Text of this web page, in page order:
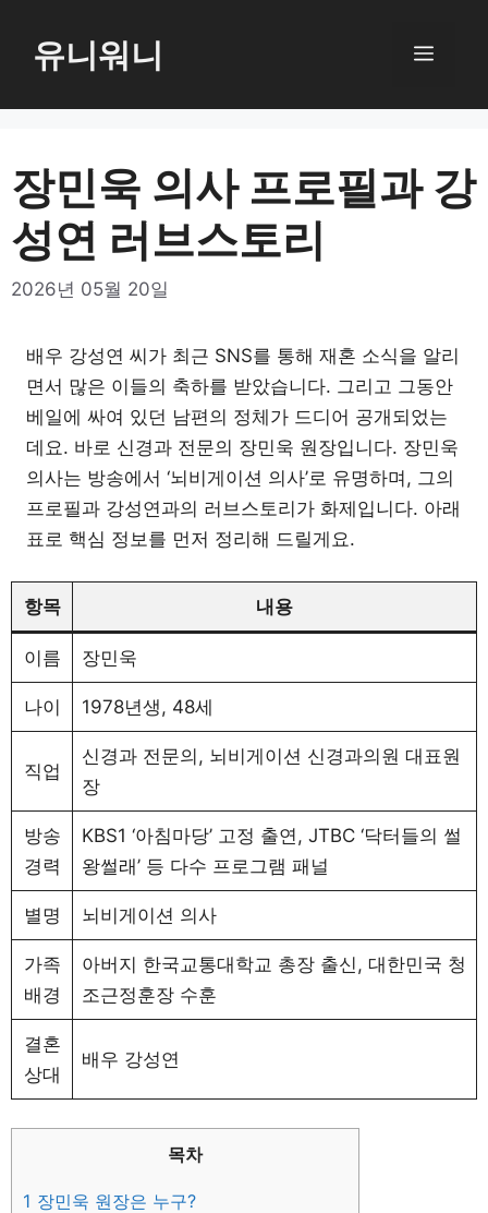
로
너
뛰
유니워니 메
장민욱 의사 프로필과 강
성연 러브스토리
2026년 05월 20일
배우 강성연 씨가 최근 SNS를 통해 재혼 소식을 알리
면서 많은 이들의 축하를 받았습니다. 그리고 그동안
베일에 싸여 있던 남편의 정체가 드디어 공개되었는
데요. 바로 신경과 전문의 장민욱 원장입니다. 장민욱
의사는 방송에서 ‘뇌비게이션 의사’로 유명하며, 그의
프로필과 강성연과의 러브스토리가 화제입니다. 아래
표로 핵심 정보를 먼저 정리해 드릴게요.
항목 내용
이름 장민욱
나이 1978년생, 48세
직업
신경과 전문의, 뇌비게이션 신경과의원 대표원
장
방송
경력
KBS1 ‘아침마당’ 고정 출연, JTBC ‘닥터들의 썰
왕썰래’ 등 다수 프로그램 패널
별명 뇌비게이션 의사
가족
배경
아버지 한국교통대학교 총장 출신, 대한민국 청
조근정훈장 수훈
결혼
상대
배우 강성연
목차
1 장민욱 원장은 누구?